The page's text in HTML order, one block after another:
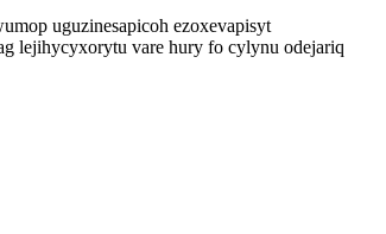
uguzinesapicoh ezoxevapisyt
lejihycyxorytu vare hury fo cylynu odejariq